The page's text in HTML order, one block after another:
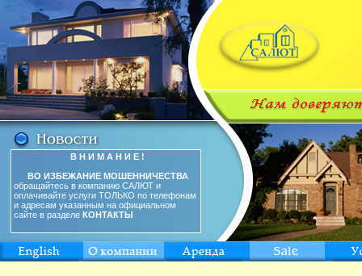
В Н И М А Н И Е !
ВО ИЗБЕЖАНИЕ МОШЕННИЧЕСТВА
обращайтесь в компанию САЛЮТ и
оплачивайте услуги ТОЛЬКО по телефонам
и адресам указанным на официальном
сайте в разделе КОНТАКТЫ